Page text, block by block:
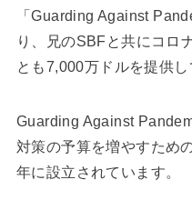
「Guarding Against
り、兄のSBFと共にコロ
とも7,000万ドルを提供し
Guarding Against
対策の予算を増やすため
年に設立されています。